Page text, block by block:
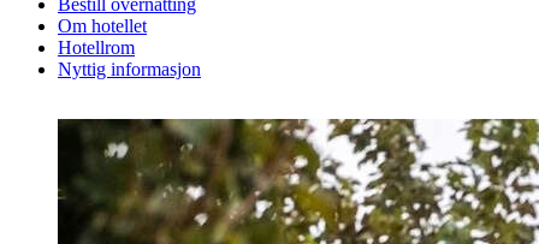
Om hotellet
Hotellrom
Nyttig informasjon